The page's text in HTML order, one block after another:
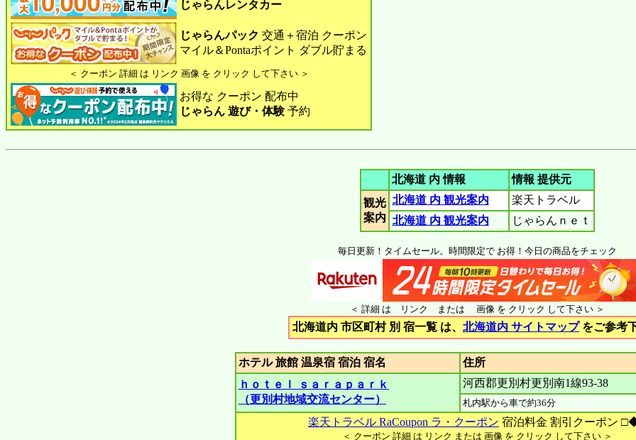
じゃらんレンタカー
じゃらんパック 交通＋宿泊 クーポン
マイル＆Pontaポイント ダブル貯まる
＜ クーポン 詳細 は リンク 画像 を クリック して下さい ＞
お得な クーポン 配布中
じゃらん 遊び・体験予約
北海道 内 情報
情報 提供元
観光
案内
北海道 内 観光案内
楽天トラベル
北海道 内 観光案内
じゃらんｎｅｔ
毎日更新！タイムセール。時間限定で お得！今日の商品をチェック
＜ 詳細 は リンク または 画像 を クリック して下さい ＞
北海道内 市区町村 別 宿一覧 は、 北海道内 サイトマップをご参考
ホテル 旅館 温泉宿 宿泊 宿名
住
ｈｏｔｅｌ ｓａｒａｐａｒｋ
（更別村地域交流センター）
河西郡更別村更別南1線93-38
札内駅から車で約36分
楽天トラベル RaCoupon ラ・クーポン 宿泊料金 割引クーポン
＜ クーポン 詳細 は リンク または 画像 を クリック して下さい ＞